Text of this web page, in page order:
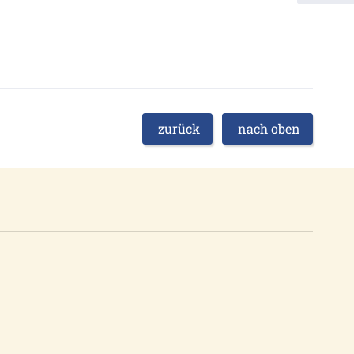
zurück nach oben